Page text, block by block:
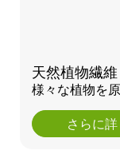
天然植物繊維
様々な植物を
さらに詳